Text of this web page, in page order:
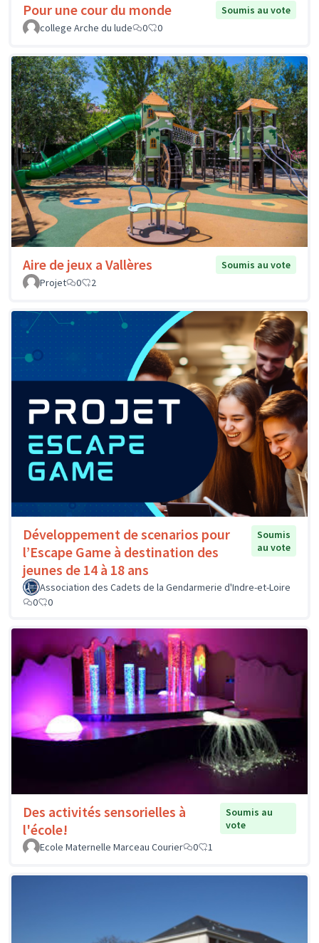
Pour une cour du monde
Soumis au vote
college Arche du lude
0 0
Aire de jeux a Vallères
Soumis au vote
Projet
0 2
Développement de scenarios pour
l’Escape Game à destination des
jeunes de 14 à 18 ans
Soumis
au vote
Association des Cadets de la Gendarmerie d'Indre-et-Loire
0
0
Des activités sensorielles à
l'école!
Soumis au
vote
Ecole Maternelle Marceau Courier
0 1